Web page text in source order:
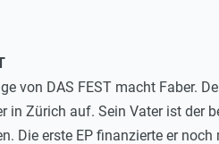
von DAS FEST macht Faber.
in Zürich auf. Sein Vater ist der
Die erste EP finanzierte er